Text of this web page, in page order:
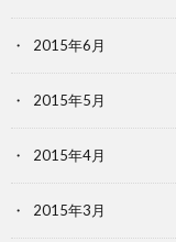
2015年6月
2015年5月
2015年4月
2015年3月